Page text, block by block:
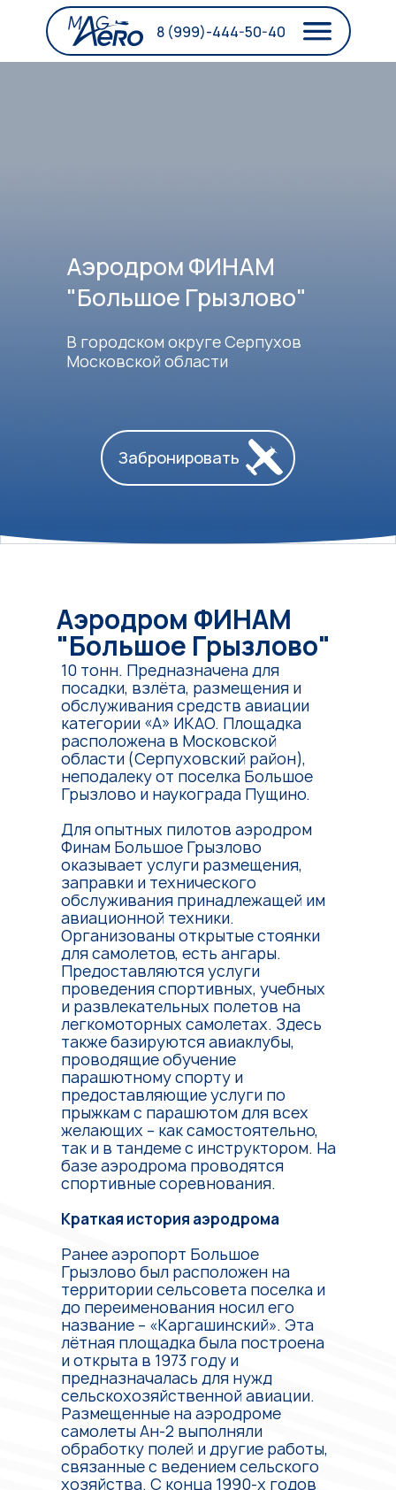
8 (999)-444-50-40
Аэродром ФИНАМ
"Большое Грызлово"
В городском округе Серпухов
Московской области
Забронировать
Аэродром ФИНАМ
"Большое Грызлово"
10 тонн. Предназначена для
посадки, взлёта, размещения и
обслуживания средств авиации
категории «А» ИКАО. Площадка
расположена в Московской
области (Серпуховский район),
неподалеку от поселка Большое
Грызлово и наукограда Пущино.
Для опытных пилотов аэродром
Финам Большое Грызлово
оказывает услуги размещения,
заправки и технического
обслуживания принадлежащей им
авиационной техники.
Организованы открытые стоянки
для самолетов, есть ангары.
Предоставляются услуги
проведения спортивных, учебных
и развлекательных полетов на
легкомоторных самолетах. Здесь
также базируются авиаклубы,
проводящие обучение
парашютному спорту и
предоставляющие услуги по
прыжкам с парашютом для всех
желающих – как самостоятельно,
так и в тандеме с инструктором. На
базе аэродрома проводятся
спортивные соревнования.
Краткая история аэродрома
Ранее аэропорт Большое
Грызлово был расположен на
территории сельсовета поселка и
до переименования носил его
название – «Каргашинский». Эта
лётная площадка была построена
и открыта в 1973 году и
предназначалась для нужд
сельскохозяйственной авиации.
Размещенные на аэродроме
самолеты Ан-2 выполняли
обработку полей и другие работы,
связанные с ведением сельского
хозяйства. С конца 1990-х годов